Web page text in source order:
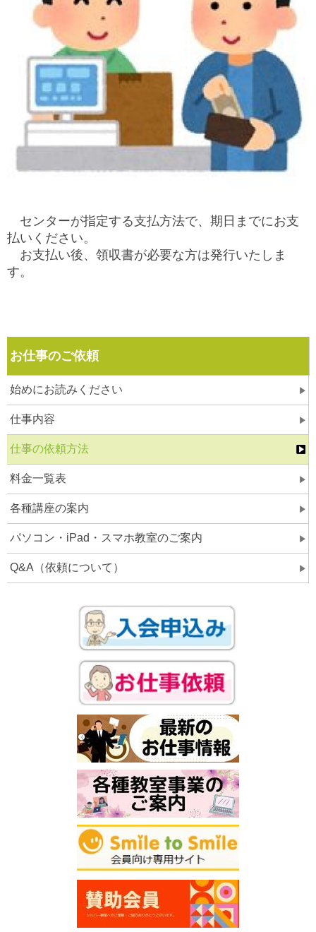
センターが指定する支払方法で、期日までにお支
払いください。
お支払い後、領収書が必要な方は発行いたしま
す。
お仕事のご依頼
始めにお読みください
仕事内容
仕事の依頼方法
料金一覧表
各種講座の案内
パソコン・iPad・スマホ教室のご案内
Q&A（依頼について）